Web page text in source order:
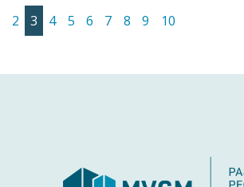
2 3 4 5 6 7 8 9 10